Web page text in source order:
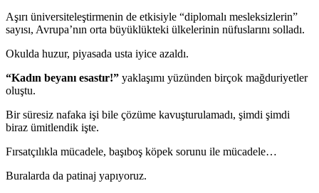
Aşırı üniversiteleştirmenin de etkisiyle “diplomalı mesleksizlerin”
sayısı, Avrupa’nın orta büyüklükteki ülkelerinin nüfuslarını solladı.
Okulda huzur, piyasada usta iyice azaldı.
“Kadın beyanı esastır!” yaklaşımı yüzünden birçok mağduriyetler
oluştu.
Bir süresiz nafaka işi bile çözüme kavuşturulamadı, şimdi şimdi
biraz ümitlendik işte.
Fırsatçılıkla mücadele, başıboş köpek sorunu ile mücadele…
Buralarda da patinaj yapıyoruz.